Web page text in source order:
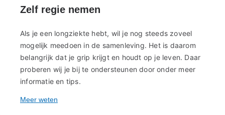
Zelf regie nemen
Als je een longziekte hebt, wil je nog steeds zoveel
mogelijk meedoen in de samenleving. Het is daarom
belangrijk dat je grip krijgt en houdt op je leven. Daar
proberen wij je bij te ondersteunen door onder meer
informatie en tips.
Meer weten